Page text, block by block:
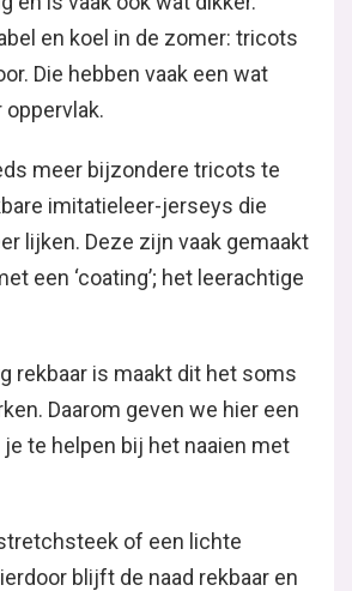
en koel in de zomer: tricots
Die hebben vaak een wat
meer bijzondere tricots te
imitatieleer-jerseys die
lijken. Deze zijn vaak gemaakt
een ‘coating’; het leerachtige
rekbaar is maakt dit het soms
Daarom geven we hier een
je te helpen bij het naaien met
of een lichte
blijft de naad rekbaar en